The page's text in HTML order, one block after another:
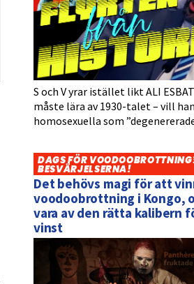
S och V yrar istället likt ALI
måste lära av 1930-talet – vill
homosexuella som
DAGS FÖR
BESVÄRJELSERNA!
Det behövs magi för att
voodoobrottning i Kongo,
vara av den rätta kalibern
vinst